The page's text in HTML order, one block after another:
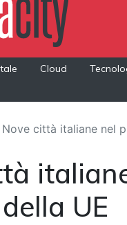
Cloud
Nove città italiane nel
UE